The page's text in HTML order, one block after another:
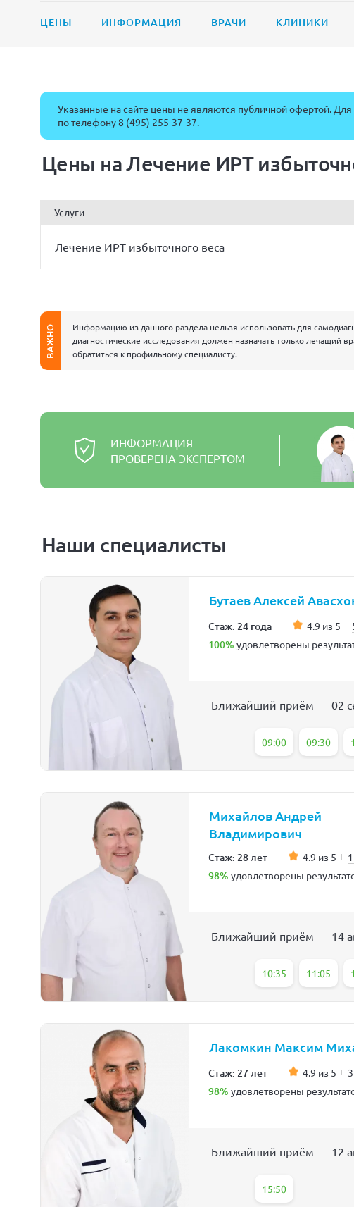
ЦЕНЫ ИНФОРМАЦИЯ ВРАЧИ КЛИНИКИ
Указанные на сайте цены не являются публичной офертой.
по телефону8 (495) 255-37-37.
Цены на Лечение ИРТ
Услуги
Лечение ИРТ избыточного веса
ВАЖНО
Информацию из данного раздела нельзя использовать для
диагностические исследования должен назначать только лечащий
обратиться к профильному специалисту.
ИНФОРМАЦИЯ
ПРОВЕРЕНА ЭКСПЕРТОМ
Наши специалисты
Бутаев Алексей
Стаж: 24 года 4.9 из 5
100% удовлетворены
Ближайший приём 02
09:00 09:30
Михайлов Андрей
Владимирович
Стаж: 28 лет 4.9 из 5
98% удовлетворены
Ближайший приём 14
10:35 11:05
Лакомкин Максим
Стаж: 27 лет 4.9 из 5
98% удовлетворены
Ближайший приём 12
15:50